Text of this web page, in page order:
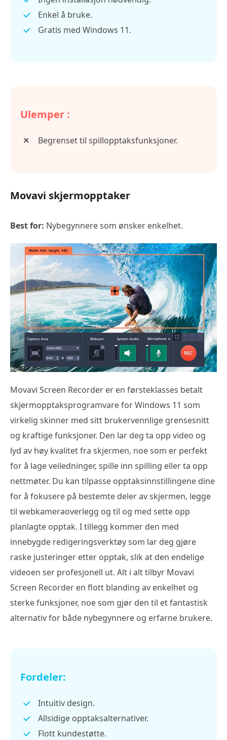
Enkel å bruke.
Gratis med Windows 11.
Ulemper :
Begrenset til spillopptaksfunksjoner.
Movavi skjermopptaker
Best for: Nybegynnere som ønsker enkelhet.
Movavi Screen Recorder er en førsteklasses betalt
skjermopptaksprogramvare for Windows 11 som
virkelig skinner med sitt brukervennlige grensesnitt
og kraftige funksjoner. Den lar deg ta opp video og
lyd av høy kvalitet fra skjermen, noe som er perfekt
for å lage veiledninger, spille inn spilling eller ta opp
nettmøter. Du kan tilpasse opptaksinnstillingene dine
for å fokusere på bestemte deler av skjermen, legge
til webkameraoverlegg og til og med sette opp
planlagte opptak. I tillegg kommer den med
innebygde redigeringsverktøy som lar deg gjøre
raske justeringer etter opptak, slik at den endelige
videoen ser profesjonell ut. Alt i alt tilbyr Movavi
Screen Recorder en flott blanding av enkelhet og
sterke funksjoner, noe som gjør den til et fantastisk
alternativ for både nybegynnere og erfarne brukere.
Fordeler:
Intuitiv design.
Allsidige opptaksalternativer.
Flott kundestøtte.